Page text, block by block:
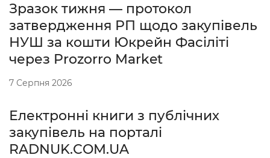
Зразок тижня — протокол
затвердження РП щодо закупівель
НУШ за кошти Юкрейн Фасіліті
через Prozorro Market
7 Серпня 2026
Електронні книги з публічних
закупівель на порталі
RADNUK.COM.UA